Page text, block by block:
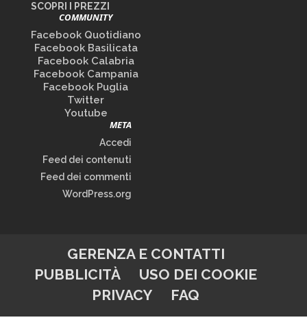
SCOPRI I PREZZI
COMMUNITY
Facebook Quotidiano
Facebook Basilicata
Facebook Calabria
Facebook Campania
Facebook Puglia
Twitter
Youtube
META
Accedi
Feed dei contenuti
Feed dei commenti
WordPress.org
GERENZA E CONTATTI
PUBBLICITÀ
USO DEI COOKIE
PRIVACY
FAQ